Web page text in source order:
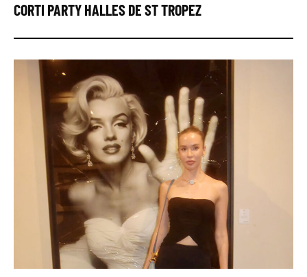
CORTI PARTY HALLES DE ST TROPEZ